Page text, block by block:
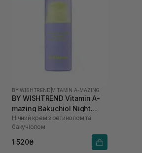
BY WISHTREND |VITAMIN A-MAZING
BY WISHTREND Vitamin A-
mazing Bakuchiol Night
Cream 30 мл
Нічний крем з ретинолом та
бакучіолом
1 520₴